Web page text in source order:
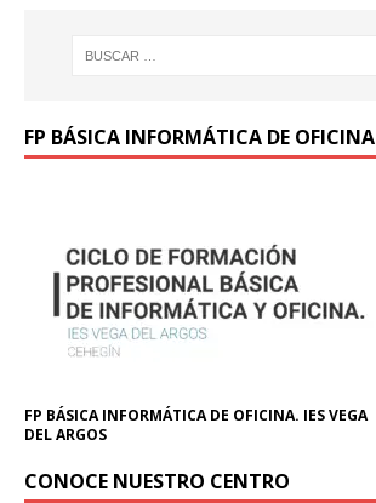
FP BÁSICA INFORMÁTICA DE OFICINA
FP BÁSICA INFORMÁTICA DE OFICINA. IES VEGA
DEL ARGOS
CONOCE NUESTRO CENTRO